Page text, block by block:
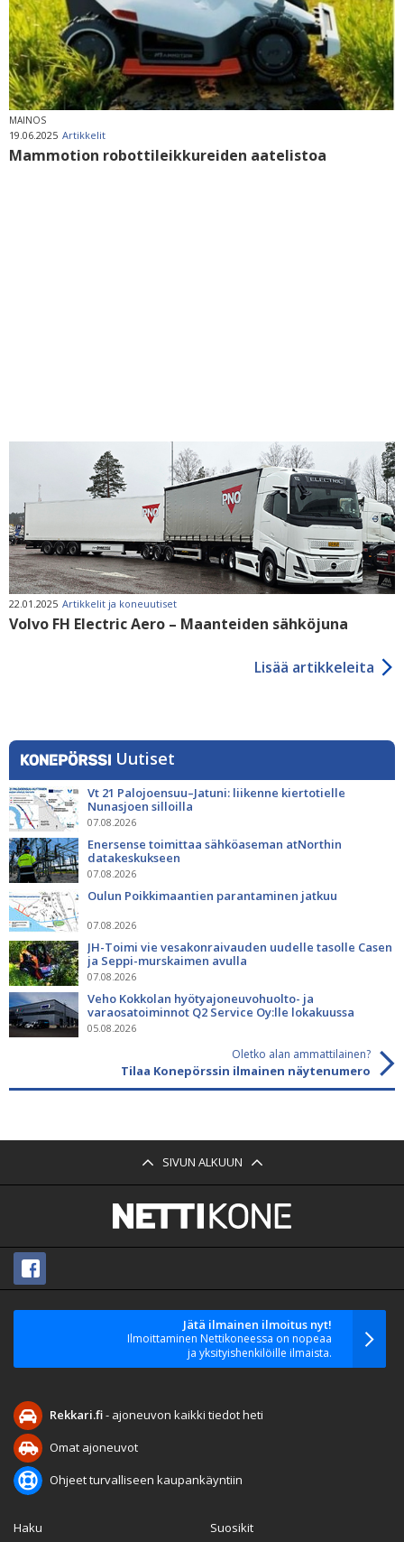
MAINOS
19.06.2025 Artikkelit
Mammotion robottileikkureiden aatelistoa
22.01.2025 Artikkelit ja koneuutiset
Volvo FH Electric Aero – Maanteiden sähköjuna
Lisää artikkeleita
Uutiset
Vt 21 Palojoensuu–Jatuni: liikenne kiertotielle
Nunasjoen silloilla
07.08.2026
Enersense toimittaa sähköaseman atNorthin
datakeskukseen
07.08.2026
Oulun Poikkimaantien parantaminen jatkuu
07.08.2026
JH-Toimi vie vesakonraivauden uudelle tasolle Casen
ja Seppi-murskaimen avulla
07.08.2026
Veho Kokkolan hyötyajoneuvohuolto- ja
varaosatoiminnot Q2 Service Oy:lle lokakuussa
05.08.2026
Oletko alan ammattilainen?
Tilaa Konepörssin ilmainen näytenumero
SIVUN ALKUUN
Jätä ilmainen ilmoitus nyt!
Ilmoittaminen Nettikoneessa on nopeaa
ja yksityishenkilöille ilmaista.
Rekkari.fi- ajoneuvon kaikki tiedot heti
Omat ajoneuvot
Ohjeet turvalliseen kaupankäyntiin
Haku
Suosikit